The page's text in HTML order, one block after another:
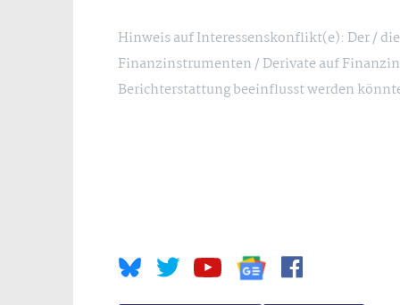
Hinweis auf Interessenskonflikt(e): Der /
Finanzinstrumenten / Derivate auf
Berichterstattung beeinflusst werden